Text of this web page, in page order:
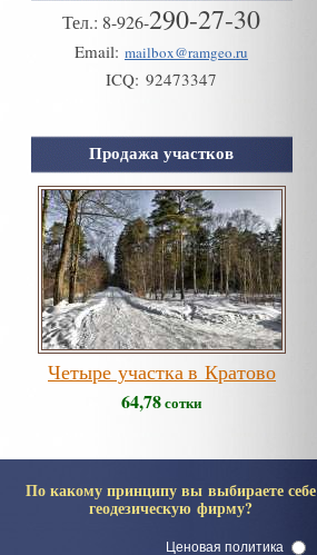
Тел.: 8-926-290-27-30
Email: mailbox@ramgeo.ru
ICQ: 92473347
Продажа участков
Четыре участка в Кратово
64,78сотки
По какому принципу вы выбираете себе
геодезическую фирму?
Ценовая политика